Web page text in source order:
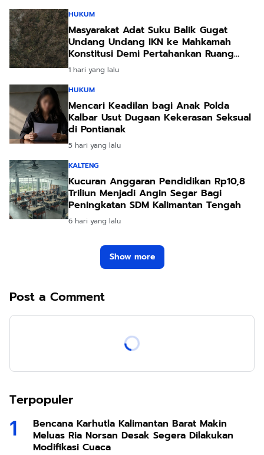
HUKUM
Masyarakat Adat Suku Balik Gugat
Undang Undang IKN ke Mahkamah
Konstitusi Demi Pertahankan Ruang
Hidup Leluhur
1 hari yang lalu
HUKUM
Mencari Keadilan bagi Anak Polda
Kalbar Usut Dugaan Kekerasan Seksual
di Pontianak
5 hari yang lalu
KALTENG
Kucuran Anggaran Pendidikan Rp10,8
Triliun Menjadi Angin Segar Bagi
Peningkatan SDM Kalimantan Tengah
6 hari yang lalu
Show more
Post a Comment
Terpopuler
Bencana Karhutla Kalimantan Barat Makin
Meluas Ria Norsan Desak Segera Dilakukan
Modifikasi Cuaca